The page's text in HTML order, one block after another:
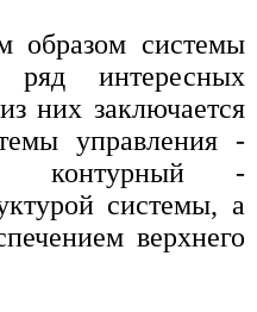
образом системы
ряд интересных
них заключается
управления -
контурный -
системы, а
верхнего